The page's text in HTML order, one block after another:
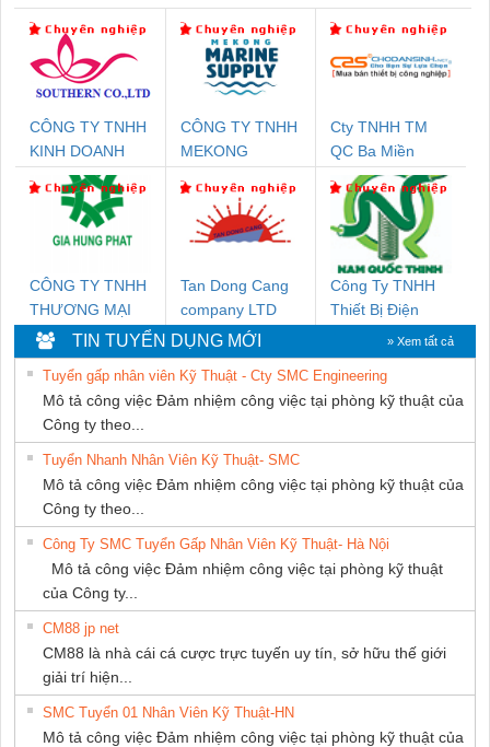
CÔNG TY TNHH
KINH DOANH
DỊCH VỤ XNK
PHƯƠNG NAM
CÔNG TY TNHH
MEKONG
SUPPLY
Cty TNHH TM
QC Ba Miền
CÔNG TY TNHH
THƯƠNG MẠI
DỊCH VỤ KỸ
THUẬT ĐIỆN CƠ
GIA HƯNG PHÁT
Tan Dong Cang
company LTD
Công Ty TNHH
Thiết Bị Điện
Nam Quốc Thịnh
TIN TUYỂN DỤNG MỚI » Xem tất cả
Tuyển gấp nhân viên Kỹ Thuật - Cty SMC Engineering
Mô tả công việc Đảm nhiệm công việc tại phòng kỹ thuật của
Công ty theo...
Tuyển Nhanh Nhân Viên Kỹ Thuật- SMC
Mô tả công việc Đảm nhiệm công việc tại phòng kỹ thuật của
Công ty theo...
Công Ty SMC Tuyển Gấp Nhân Viên Kỹ Thuật- Hà Nội
Mô tả công việc Đảm nhiệm công việc tại phòng kỹ thuật
của Công ty...
CM88 jp net
CM88 là nhà cái cá cược trực tuyến uy tín, sở hữu thế giới
giải trí hiện...
SMC Tuyển 01 Nhân Viên Kỹ Thuật-HN
Mô tả công việc Đảm nhiệm công việc tại phòng kỹ thuật của